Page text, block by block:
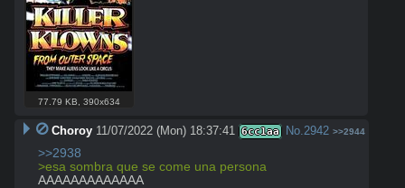
77.79 KB,390x634
Choroy 11/07/2022 (Mon) 18:37:41 6cc1aa No. 2942 >>2944
>>2938
>esa sombra que se come una persona
AAAAAAAAAAAAA